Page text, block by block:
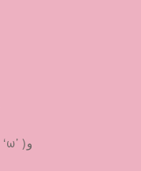
だから紹介してみようと思います٩( ‘ω’ )و